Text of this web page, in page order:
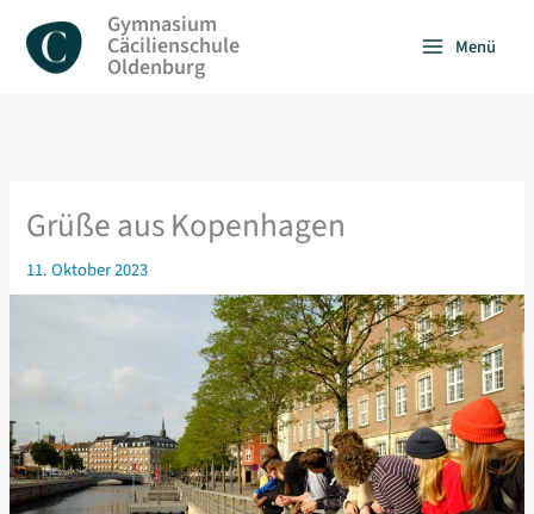
Inhalt
springen
Gymnasium
Cäcilienschule
Oldenburg
Menü
Grüße aus Kopenhagen
11. Oktober 2023